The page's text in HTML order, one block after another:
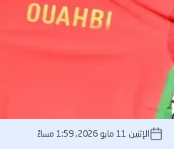
الإثنين 11 مايو 2026, 1:59 مساءً